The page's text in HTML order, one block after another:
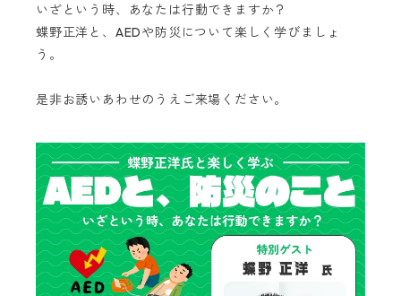
いざという時、あなたは行動できますか？
蝶野正洋と、AEDや防災について楽しく学びましょ
う。
是非お誘いあわせのうえご来場ください。